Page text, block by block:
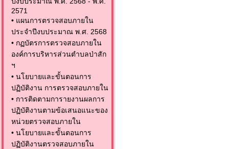
2571
• แผนการตรวจสอบภายใน
ประจำปีงบประมาณ พ.ศ. 2568
• กฏบัตรการตรวจสอบภายใน
องค์การบริหารส่วนตำบลป่าสัก
ฯ
• นโยบายและขั้นตอนการ
ปฏิบัติงาน การตรวจสอบภายใน
• การติดตามการายงานผลการ
ปฏิบัติงานตามข้อเสนอแนะของ
หน่วยตรวจสอบภายใน
• นโยบายและขั้นตอนการ
ปฏิบัติงานตรวจสอบภายใน